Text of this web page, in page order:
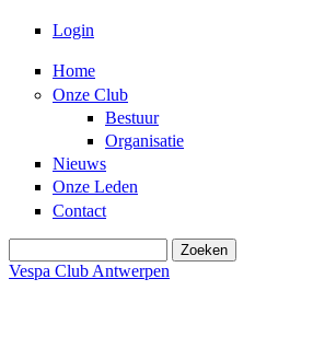
Login
Home
Onze Club
Bestuur
Organisatie
Nieuws
Onze Leden
Contact
Zoekveld
Vespa Club Antwerpen